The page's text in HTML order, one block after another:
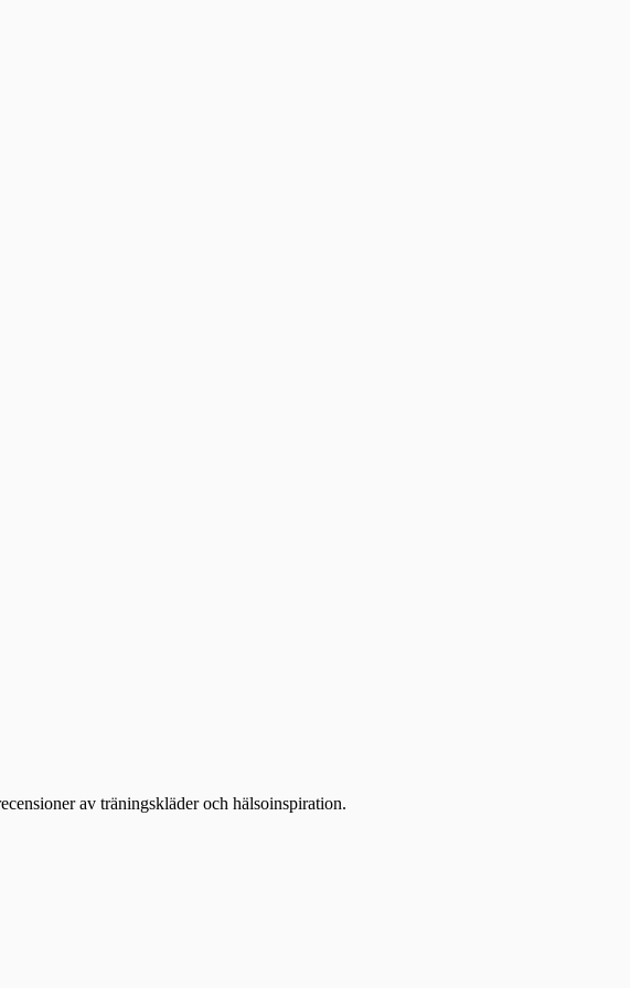
av träningskläder och hälsoinspiration.